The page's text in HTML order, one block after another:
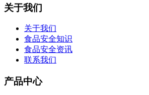
关于我们
关于我们
食品安全知识
食品安全资讯
联系我们
产品中心